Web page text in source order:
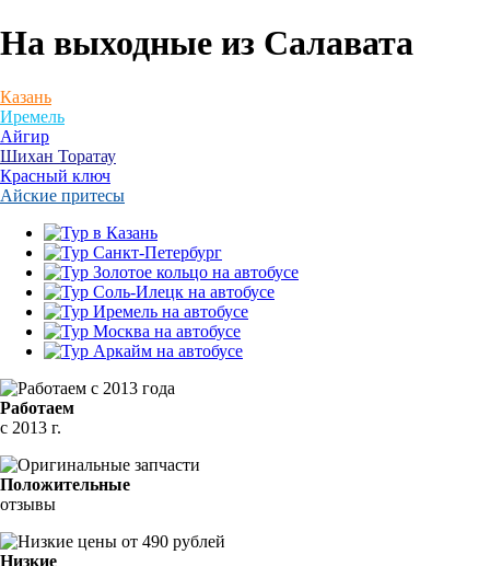
На выходные из Салавата
Казань
Иремель
Айгир
Шихан Торатау
Красный ключ
Айские притесы
Работаем
с 2013 г.
Положительные
отзывы
Низкие